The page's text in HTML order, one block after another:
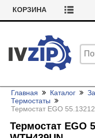
КОРЗИНА
Главная Каталог
Термостаты
Термостат EGO
Термостат EGO